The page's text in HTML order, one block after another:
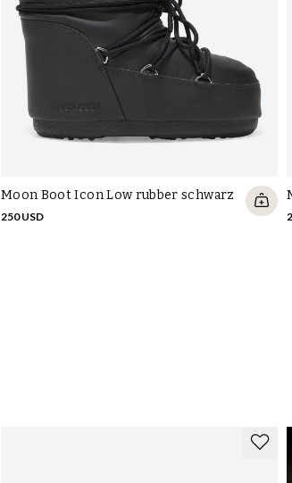
Moon Boot Icon Low rubber schwarz
250 USD